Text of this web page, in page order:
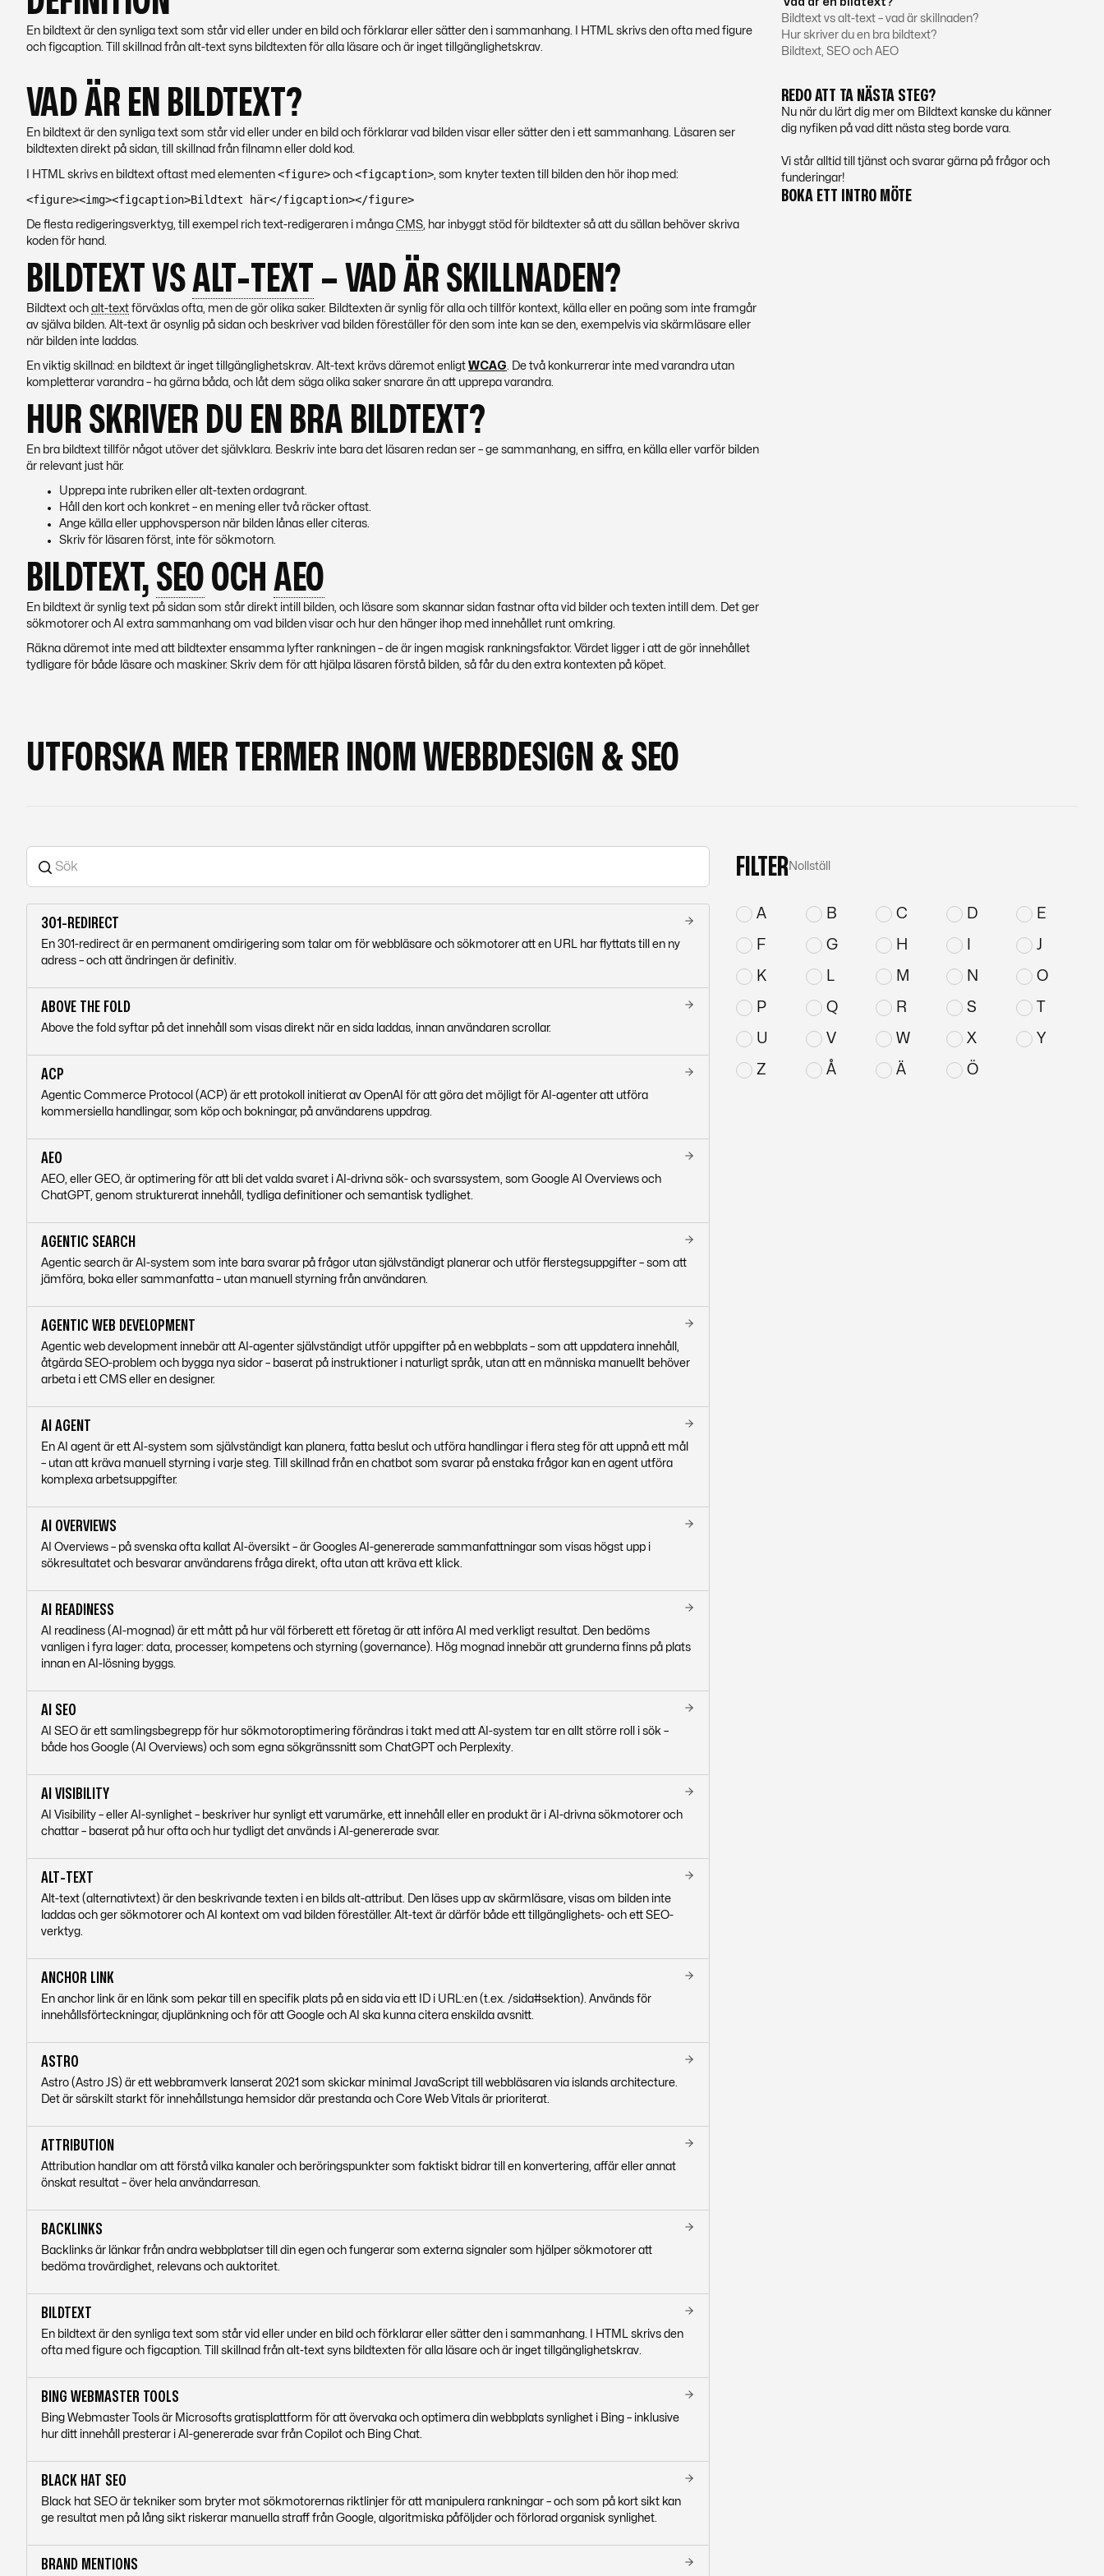
En bildtext är den synliga text som står vid eller under en bild och förklarar eller sätter den i sammanhang. I HTML skrivs den ofta med figure
och figcaption. Till skillnad från alt-text syns bildtexten för alla läsare och är inget tillgänglighetskrav.
VAD ÄR EN BILDTEXT?
En bildtext är den synliga text som står vid eller under en bild och förklarar vad bilden visar eller sätter den i ett sammanhang. Läsaren ser
bildtexten direkt på sidan, till skillnad från filnamn eller dold kod.
I HTML skrivs en bildtext oftast med elementen <figure> och <figcaption> , som knyter texten till bilden den hör ihop med:
<figure><img><figcaption>Bildtext här</figcaption></figure>
De flesta redigeringsverktyg, till exempel rich text-redigeraren i många CMS , har inbyggt stöd för bildtexter så att du sällan behöver skriva
koden för hand.
BILDTEXT VSALT-TEXT – VAD ÄR SKILLNADEN?
Bildtext och alt-text förväxlas ofta, men de gör olika saker. Bildtexten är synlig för alla och tillför kontext, källa eller en poäng som inte framgår
av själva bilden. Alt-text är osynlig på sidan och beskriver vad bilden föreställer för den som inte kan se den, exempelvis via skärmläsare eller
när bilden inte laddas.
En viktig skillnad: en bildtext är inget tillgänglighetskrav. Alt-text krävs däremot enligt WCAG . De två konkurrerar inte med varandra utan
kompletterar varandra – ha gärna båda, och låt dem säga olika saker snarare än att upprepa varandra.
HUR SKRIVER DU EN BRA BILDTEXT?
En bra bildtext tillför något utöver det självklara. Beskriv inte bara det läsaren redan ser – ge sammanhang, en siffra, en källa eller varför bilden
är relevant just här.
Upprepa inte rubriken eller alt-texten ordagrant.
Håll den kort och konkret – en mening eller två räcker oftast.
Ange källa eller upphovsperson när bilden lånas eller citeras.
Skriv för läsaren först, inte för sökmotorn.
BILDTEXT, SEO OCH AEO
En bildtext är synlig text på sidan som står direkt intill bilden, och läsare som skannar sidan fastnar ofta vid bilder och texten intill dem. Det ger
sökmotorer och AI extra sammanhang om vad bilden visar och hur den hänger ihop med innehållet runt omkring.
Räkna däremot inte med att bildtexter ensamma lyfter rankningen – de är ingen magisk rankningsfaktor. Värdet ligger i att de gör innehållet
tydligare för både läsare och maskiner. Skriv dem för att hjälpa läsaren förstå bilden, så får du den extra kontexten på köpet.
Bildtext vs alt-text – vad är skillnaden?
Hur skriver du en bra bildtext?
Bildtext, SEO och AEO
REDO ATT TA NÄSTA STEG?
Nu när du lärt dig mer om Bildtext kanske du känner
dig nyfiken på vad ditt nästa steg borde vara.
Vi står alltid till tjänst och svarar gärna på frågor och
funderingar!
BOKA ETT INTRO MÖTE
UTFORSKA MER TERMER INOM WEBBDESIGN & SEO
301-REDIRECT
En 301-redirect är en permanent omdirigering som talar om för webbläsare och sökmotorer att en URL har flyttats till en ny
adress – och att ändringen är definitiv.
ABOVE THE FOLD
Above the fold syftar på det innehåll som visas direkt när en sida laddas, innan användaren scrollar.
ACP
Agentic Commerce Protocol (ACP) är ett protokoll initierat av OpenAI för att göra det möjligt för AI-agenter att utföra
kommersiella handlingar, som köp och bokningar, på användarens uppdrag.
AEO
AEO, eller GEO, är optimering för att bli det valda svaret i AI-drivna sök- och svarssystem, som Google AI Overviews och
ChatGPT, genom strukturerat innehåll, tydliga definitioner och semantisk tydlighet.
AGENTIC SEARCH
Agentic search är AI-system som inte bara svarar på frågor utan självständigt planerar och utför flerstegsuppgifter – som att
jämföra, boka eller sammanfatta – utan manuell styrning från användaren.
AGENTIC WEB DEVELOPMENT
Agentic web development innebär att AI-agenter självständigt utför uppgifter på en webbplats – som att uppdatera innehåll,
åtgärda SEO-problem och bygga nya sidor – baserat på instruktioner i naturligt språk, utan att en människa manuellt behöver
arbeta i ett CMS eller en designer.
AI AGENT
En AI agent är ett AI-system som självständigt kan planera, fatta beslut och utföra handlingar i flera steg för att uppnå ett mål
– utan att kräva manuell styrning i varje steg. Till skillnad från en chatbot som svarar på enstaka frågor kan en agent utföra
komplexa arbetsuppgifter.
AI OVERVIEWS
AI Overviews – på svenska ofta kallat AI-översikt – är Googles AI-genererade sammanfattningar som visas högst upp i
sökresultatet och besvarar användarens fråga direkt, ofta utan att kräva ett klick.
AI READINESS
AI readiness (AI-mognad) är ett mått på hur väl förberett ett företag är att införa AI med verkligt resultat. Den bedöms
vanligen i fyra lager: data, processer, kompetens och styrning (governance). Hög mognad innebär att grunderna finns på plats
innan en AI-lösning byggs.
AI SEO
AI SEO är ett samlingsbegrepp för hur sökmotoroptimering förändras i takt med att AI-system tar en allt större roll i sök –
både hos Google (AI Overviews) och som egna sökgränssnitt som ChatGPT och Perplexity.
AI VISIBILITY
AI Visibility – eller AI-synlighet – beskriver hur synligt ett varumärke, ett innehåll eller en produkt är i AI-drivna sökmotorer och
chattar – baserat på hur ofta och hur tydligt det används i AI-genererade svar.
ALT-TEXT
Alt-text (alternativtext) är den beskrivande texten i en bilds alt-attribut. Den läses upp av skärmläsare, visas om bilden inte
laddas och ger sökmotorer och AI kontext om vad bilden föreställer. Alt-text är därför både ett tillgänglighets- och ett SEO-
verktyg.
ANCHOR LINK
En anchor link är en länk som pekar till en specifik plats på en sida via ett ID i URL:en (t.ex. /sida#sektion). Används för
innehållsförteckningar, djuplänkning och för att Google och AI ska kunna citera enskilda avsnitt.
ASTRO
Astro (Astro JS) är ett webbramverk lanserat 2021 som skickar minimal JavaScript till webbläsaren via islands architecture.
Det är särskilt starkt för innehållstunga hemsidor där prestanda och Core Web Vitals är prioriterat.
ATTRIBUTION
Attribution handlar om att förstå vilka kanaler och beröringspunkter som faktiskt bidrar till en konvertering, affär eller annat
önskat resultat – över hela användarresan.
BACKLINKS
Backlinks är länkar från andra webbplatser till din egen och fungerar som externa signaler som hjälper sökmotorer att
bedöma trovärdighet, relevans och auktoritet.
BILDTEXT
En bildtext är den synliga text som står vid eller under en bild och förklarar eller sätter den i sammanhang. I HTML skrivs den
ofta med figure och figcaption. Till skillnad från alt-text syns bildtexten för alla läsare och är inget tillgänglighetskrav.
BING WEBMASTER TOOLS
Bing Webmaster Tools är Microsofts gratisplattform för att övervaka och optimera din webbplats synlighet i Bing – inklusive
hur ditt innehåll presterar i AI-genererade svar från Copilot och Bing Chat.
BLACK HAT SEO
Black hat SEO är tekniker som bryter mot sökmotorernas riktlinjer för att manipulera rankningar – och som på kort sikt kan
ge resultat men på lång sikt riskerar manuella straff från Google, algoritmiska påföljder och förlorad organisk synlighet.
BRAND MENTIONS
FILTERNollställ
A B C D E
F G H J
K L M N O
P Q R S
U V W X Y
Z Å Ä Ö